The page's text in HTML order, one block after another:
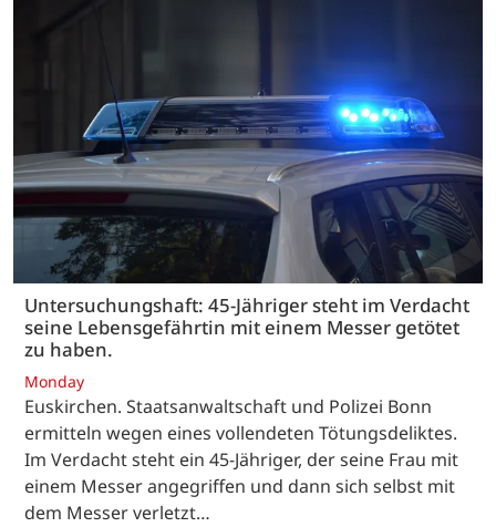
Untersuchungshaft: 45-Jähriger steht im Verdacht
seine Lebensgefährtin mit einem Messer getötet
zu haben.
Monday
Euskirchen. Staatsanwaltschaft und Polizei Bonn
ermitteln wegen eines vollendeten Tötungsdeliktes.
Im Verdacht steht ein 45-Jähriger, der seine Frau mit
einem Messer angegriffen und dann sich selbst mit
dem Messer verletzt…